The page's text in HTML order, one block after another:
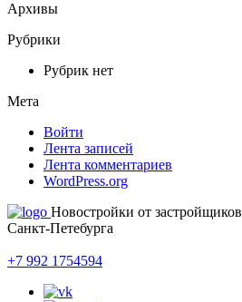
Архивы
Рубрики
Рубрик нет
Мета
Войти
Лента записей
Лента комментариев
WordPress.org
Новостройки от застройщиков
Санкт-Петебурга
+7 992 1754594